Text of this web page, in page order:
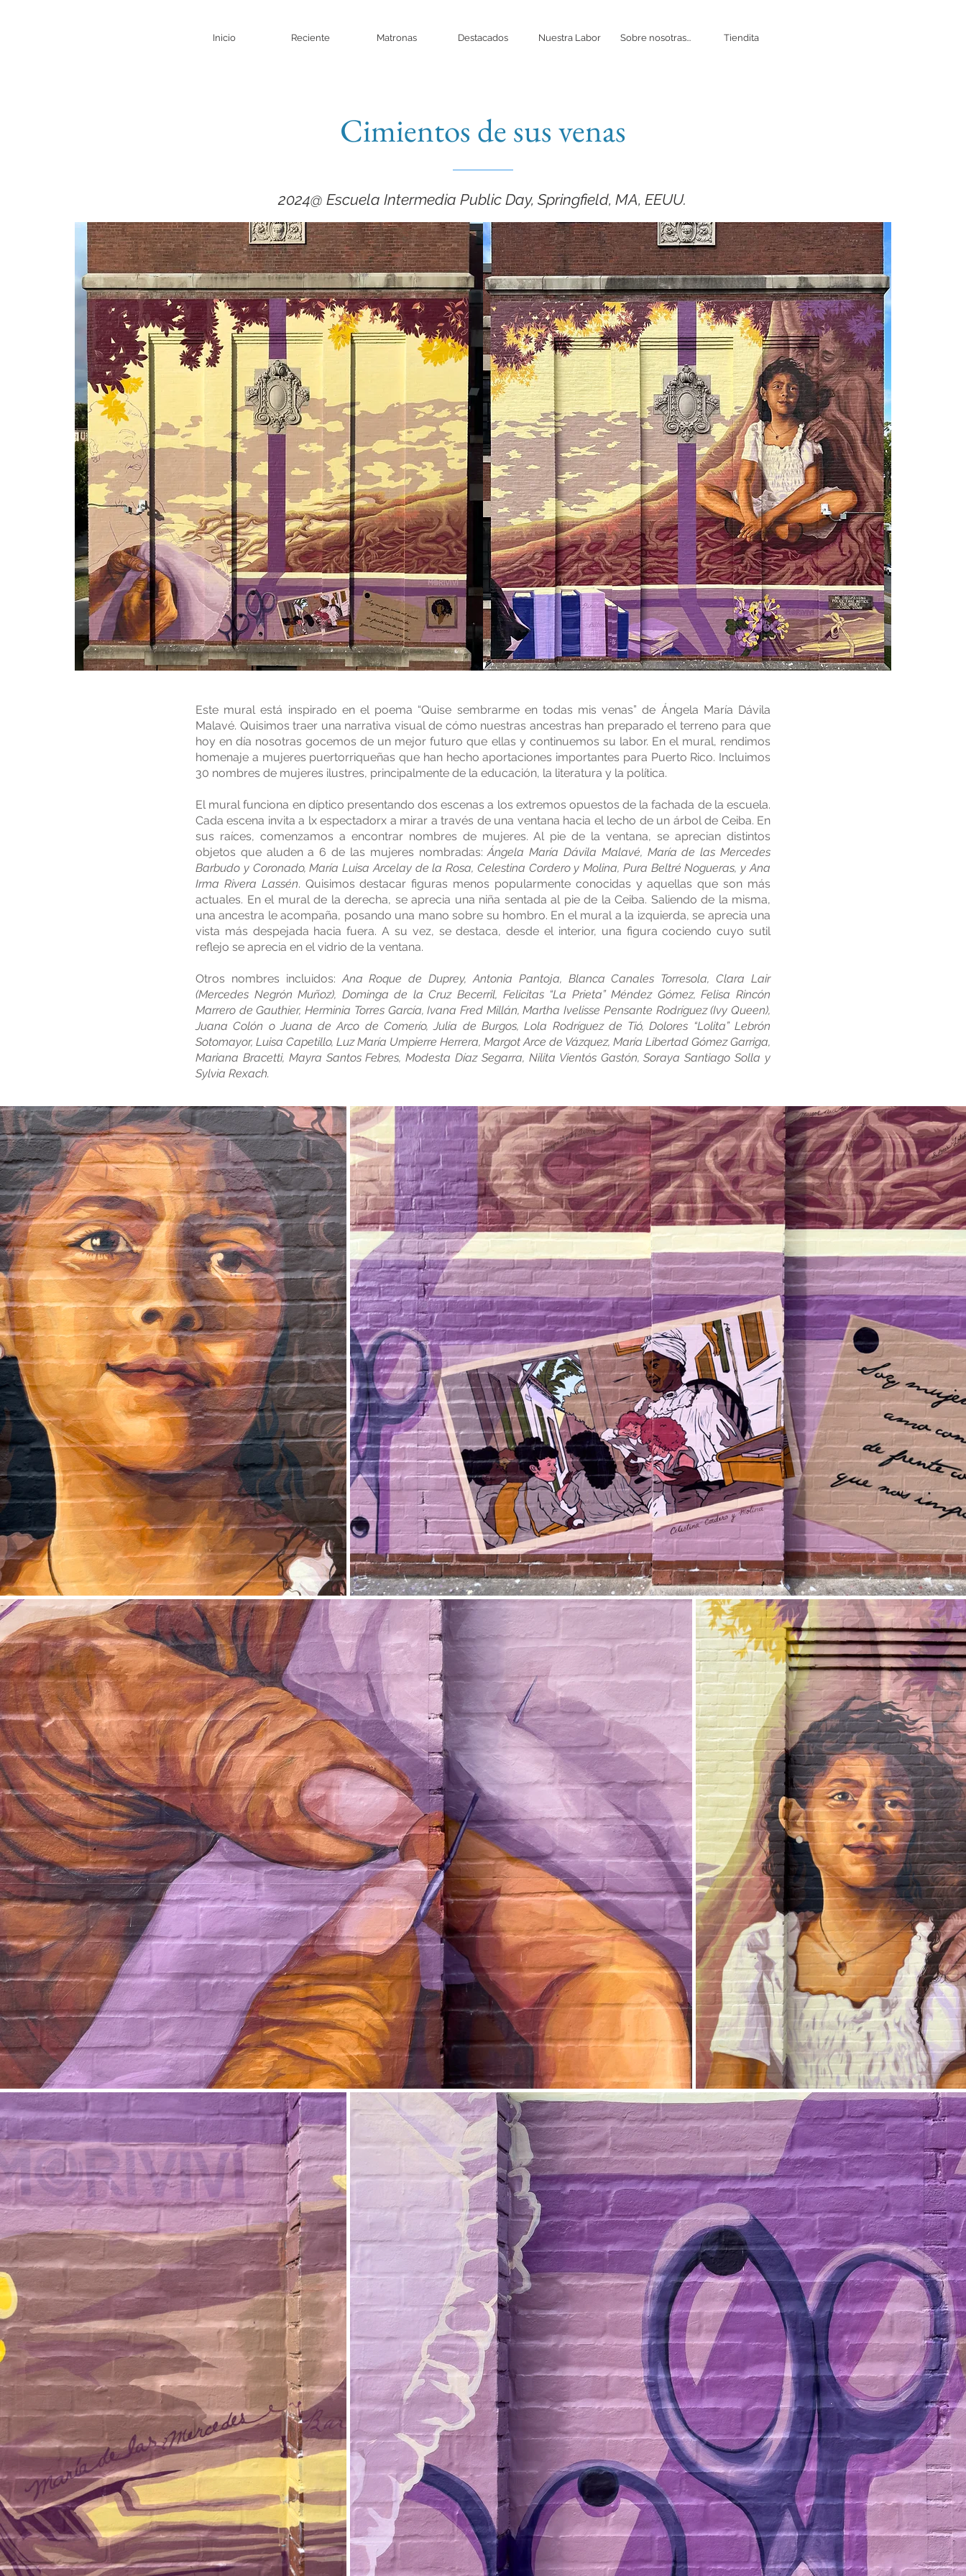
Inicio Reciente Matronas Destacados Nuestra Labor Sobre nosotras... Tiendita
Cimientos de sus venas
2024@ Escuela Intermedia Public Day, Springfield, MA, EEUU.
Este mural está inspirado en el poema “Quise sembrarme en todas mis venas” de Ángela María Dávila
Malavé. Quisimos traer una narrativa visual de cómo nuestras ancestras han preparado el terreno para que
hoy en día nosotras gocemos de un mejor futuro que ellas y continuemos su labor. En el mural, rendimos
homenaje a mujeres puertorriqueñas que han hecho aportaciones importantes para Puerto Rico. Incluimos
30 nombres de mujeres ilustres, principalmente de la educación, la literatura y la política.
El mural funciona en díptico presentando dos escenas a los extremos opuestos de la fachada de la escuela.
Cada escena invita a lx espectadorx a mirar a través de una ventana hacia el lecho de un árbol de Ceiba. En
sus raíces, comenzamos a encontrar nombres de mujeres. Al pie de la ventana, se aprecian distintos
objetos que aluden a 6 de las mujeres nombradas:Ángela María Dávila Malavé, María de las Mercedes
Barbudo y Coronado, María Luisa Arcelay de la Rosa, Celestina Cordero y Molina, Pura Beltré Nogueras, y Ana
Irma Rivera Lassén. Quisimos destacar figuras menos popularmente conocidas y aquellas que son más
actuales. En el mural de la derecha, se aprecia una niña sentada al pie de la Ceiba. Saliendo de la misma,
una ancestra le acompaña, posando una mano sobre su hombro. En el mural a la izquierda, se aprecia una
vista más despejada hacia fuera. A su vez, se destaca, desde el interior, una figura cociendo cuyo sutil
reflejo se aprecia en el vidrio de la ventana.
Otros nombres incluidos:Ana Roque de Duprey, Antonia Pantoja, Blanca Canales Torresola, Clara Lair
(Mercedes Negrón Muñoz), Dominga de la Cruz Becerril, Felicitas “La Prieta” Méndez Gómez, Felisa Rincón
Marrero de Gauthier, Herminia Torres García, Ivana Fred Millán, Martha Ivelisse Pensante Rodríguez (Ivy Queen),
Juana Colón o Juana de Arco de Comerío, Julia de Burgos, Lola Rodríguez de Tió, Dolores “Lolita” Lebrón
Sotomayor, Luisa Capetillo, Luz María Umpierre Herrera, Margot Arce de Vázquez, María Libertad Gómez Garriga,
Mariana Bracetti, Mayra Santos Febres, Modesta Díaz Segarra, Nilita Vientós Gastón, Soraya Santiago Solla y
Sylvia Rexach.